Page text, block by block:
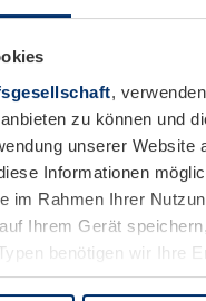
,
zu können und
unserer
Informationen
im Rahmen Ihrer
Ihrem Gerät
benötigen wir Ihre